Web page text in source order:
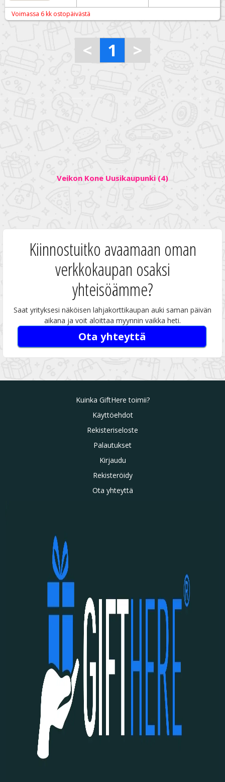
Voimassa 6 kk ostopäivästä
< 1 >
Veikon Kone Uusikaupunki (4)
Kiinnostuitko avaamaan oman
verkkokaupan osaksi
yhteisöämme?
Saat yrityksesi näköisen lahjakorttikaupan auki saman päivän
aikana ja voit aloittaa myynnin vaikka heti.
Ota yhteyttä
Kuinka GiftHere toimii?
Käyttöehdot
Rekisteriseloste
Palautukset
Kirjaudu
Rekisteröidy
Ota yhteyttä